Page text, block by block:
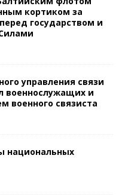
кортиком за
государством и
управления связи
военнослужащих и
военного связиста
национальных